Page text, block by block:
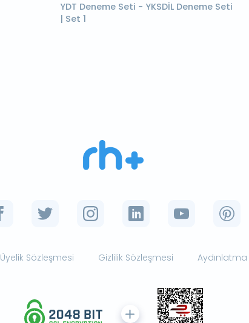
YDT Deneme Seti - YKSDİL Deneme Seti
| Set 1
Üyelik Sözleşmesi Gizlilik Sözleşmesi